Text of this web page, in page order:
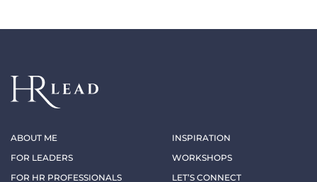
ABOUT ME
FOR LEADERS
FOR HR PROFESSIONALS
INSPIRATION
WORKSHOPS
LET’S CONNECT